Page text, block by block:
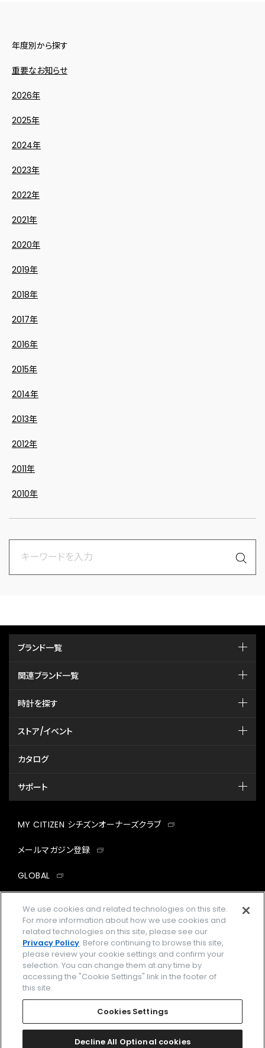
年度別から探す
重要なお知らせ
2026年
2025年
2024年
2023年
2022年
2021年
2020年
2019年
2018年
2017年
2016年
2015年
2014年
2013年
2012年
2011年
2010年
ブランド一覧
関連ブランド一覧
時計を探す
ストア/イベント
カタログ
サポート
MY CITIZEN シチズンオーナーズクラブ
メールマガジン登録
GLOBAL
facebookinstagramtwitter
企業情報 ご利用規約
プライバシーポリシー Cookies Settings
Amazon PayはAmazon.com, Inc.またはその関連会社の商標です。
We use cookies and related technologies on this site.
For more information about how we use cookies and
related technologies on this site, please see our
Privacy Policy. Before continuing to browse this site,
please review your cookie settings and confirm your
selection. You can change them at any time by
accessing the "Cookie Settings" link in the footer of
this site.
Cookies Settings
Decline All Optional cookies